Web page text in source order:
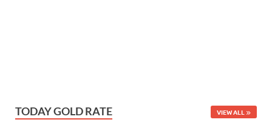
TODAY GOLD RATE VIEW ALL